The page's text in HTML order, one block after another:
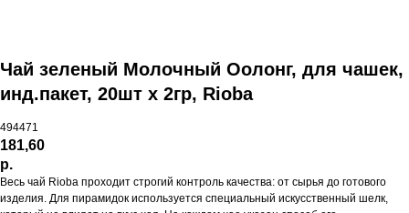
Чай зеленый Молочный Оолонг, для чашек,
инд.пакет, 20шт х 2гр, Rioba
494471
181,60
р.
Весь чай Rioba проходит строгий контроль качества: от сырья до готового
изделия. Для пирамидок используется специальный искусственный шелк,